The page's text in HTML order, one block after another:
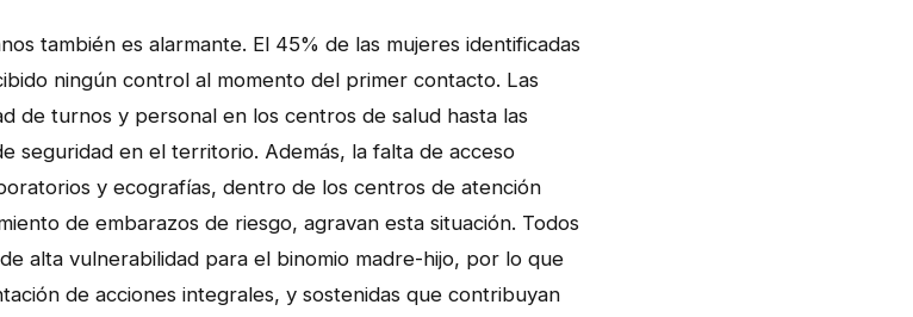
también es alarmante. El 45% de las mujeres identificadas
ningún control al momento del primer contacto. Las
de turnos y personal en los centros de salud hasta las
seguridad en el territorio. Además, la falta de acceso
y ecografías, dentro de los centros de atención
de embarazos de riesgo, agravan esta situación. Todos
alta vulnerabilidad para el binomio madre-hijo, por lo que
de acciones integrales, y sostenidas que contribuyan